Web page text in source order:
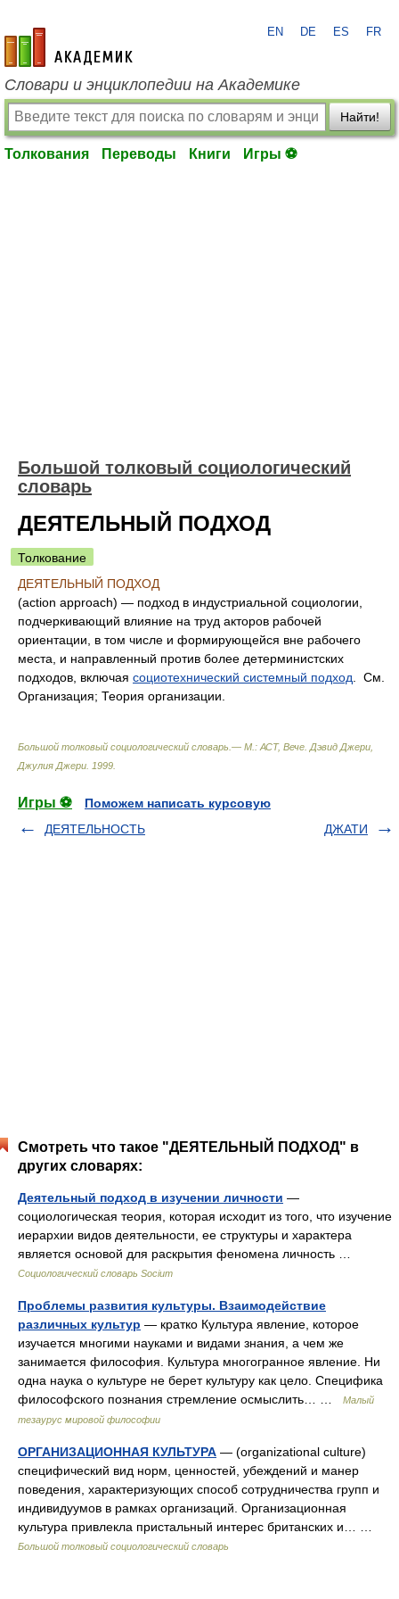
academic.ru
EN DE ES FR
Словари и энциклопедии на Академике
Найти!
Толкования Переводы Книги Игры ⚽
Большой толковый социологический
словарь
ДЕЯТЕЛЬНЫЙ ПОДХОД
Толкование
ДЕЯТЕЛЬНЫЙ ПОДХОД
(action approach) — подход в индустриальной социологии,
подчеркивающий влияние на труд акторов рабочей
ориентации, в том числе и формирующейся вне рабочего
места, и направленный против более детерминистских
подходов, включая социотехнический системный подход . См.
Организация; Теория организации.
Большой толковый социологический словарь.— М.: АСТ, Вече Дэвид Джери,
Джулия Джери 1999
Игры ⚽
Поможем написать курсовую
ДЕЯТЕЛЬНОСТЬ
ДЖАТИ
Смотреть что такое "ДЕЯТЕЛЬНЫЙ ПОДХОД" в
других словарях:
Деятельный подход в изучении личности —
социологическая теория, которая исходит из того, что изучение
иерархии видов деятельности, ее структуры и характера
является основой для раскрытия феномена личность …
Социологический словарь Socium
Проблемы развития культуры. Взаимодействие
различных культур — кратко Культура явление, которое
изучается многими науками и видами знания, а чем же
занимается философия. Культура многогранное явление. Ни
одна наука о культуре не берет культуру как цело. Специфика
философского познания стремление осмыслить… …
Малый
тезаурус мировой философии
ОРГАНИЗАЦИОННАЯ КУЛЬТУРА — (organizational culture)
специфический вид норм, ценностей, убеждений и манер
поведения, характеризующих способ сотрудничества групп и
индивидуумов в рамках организаций. Организационная
культура привлекла пристальный интерес британских и… …
Большой толковый социологический словарь